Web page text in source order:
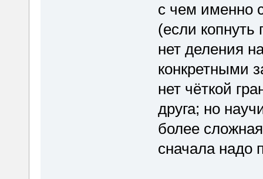
с чем именно
(если копнуть
нет деления
конкретными
нет чёткой
друга; но
более
сначала надо